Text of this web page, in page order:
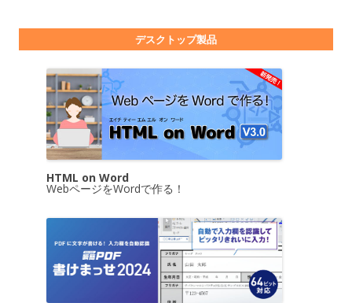
デスクトップ製品
HTML on Word
WebページをWordで作る！